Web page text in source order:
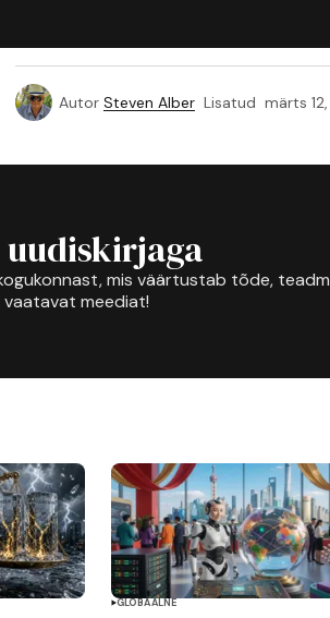
Autor Steven Alber Lisatud märts
mis väärtustab tõde,
vaatavat meediat!
GLOBAALNE